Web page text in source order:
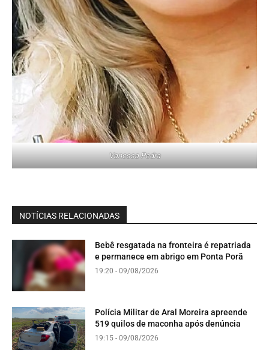
Vanessa Pedra
NOTÍCIAS RELACIONADAS
Bebê resgatada na fronteira é repatriada
e permanece em abrigo em Ponta Porã
19:20 - 09/08/2026
Polícia Militar de Aral Moreira apreende
519 quilos de maconha após denúncia
19:15 - 09/08/2026